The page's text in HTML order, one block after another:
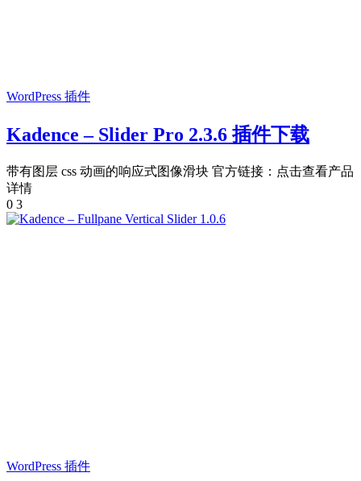
WordPress 插件
Kadence – Slider Pro 2.3.6 插件下载
带有图层 css 动画的响应式图像滑块 官方链接：点击查看产品
详情
0 3
WordPress 插件